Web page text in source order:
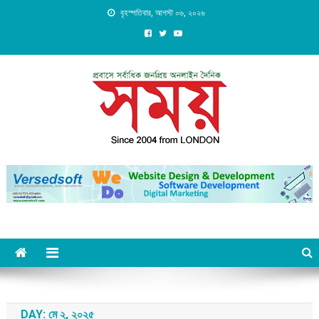
বৃহস্পতিবার, আগস্ট ০৬, ২০২৬
Daily Shomoy, Since 2004
from LONDON
DAY: মে ২, ২০২৫